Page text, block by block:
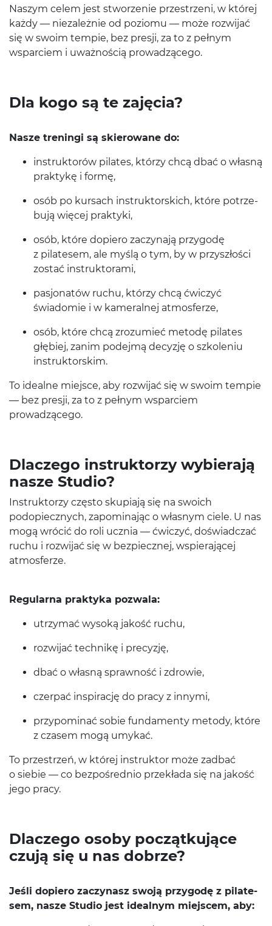
Naszym celem jest stworze­nie przestrzeni, w której
każdy — nieza­leżnie od poziomu — może rozwi­jać
się w swoim tem­pie, bez presji, za to z pełnym
wspar­ciem i uważnoś­cią prowadzącego.
Dla kogo są te zajęcia?
Nasze treningi są skierowane do:
instruk­torów pilates, którzy chcą dbać o własną
prak­tykę i formę,
osób po kur­sach instruk­tors­kich, które potrze­
bują więcej praktyki,
osób, które dopiero zaczy­nają przy­godę
z pilate­sem, ale myślą o tym, by w przyszłości
zostać instruktorami,
pasjonatów ruchu, którzy chcą ćwiczyć
świadomie i w kam­er­al­nej atmosferze,
osób, które chcą zrozu­mieć metodę pilates
głę­biej, zanim pode­jmą decyzję o szkole­niu
instruktorskim.
To ide­alne miejsce, aby rozwi­jać się w swoim tem­pie
— bez presji, za to z pełnym wspar­ciem
prowadzącego.
Dlaczego instruk­torzy wybier­ają
nasze Studio?
Instruk­torzy często sku­pi­ają się na swoich
podopiecznych, zapom­i­na­jąc o włas­nym ciele. U nas
mogą wró­cić do roli ucz­nia — ćwiczyć, doświad­czać
ruchu i rozwi­jać się w bez­piecznej, wspier­a­jącej
atmosferze.
Reg­u­larna prak­tyka pozwala:
utrzy­mać wysoką jakość ruchu,
rozwi­jać tech­nikę i precyzję,
dbać o własną sprawność i zdrowie,
czer­pać inspirację do pracy z innymi,
przy­pom­i­nać sobie fun­da­menty metody, które
z cza­sem mogą umykać.
To przestrzeń, w której instruk­tor może zad­bać
o siebie — co bezpośred­nio przekłada się na jakość
jego pracy.
Dlaczego osoby początku­jące
czują się u nas dobrze?
Jeśli dopiero zaczy­nasz swoją przy­godę z pilate­
sem, nasze Stu­dio jest ide­al­nym miejscem, aby: